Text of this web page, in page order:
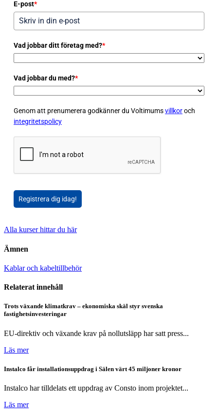
E-post*
Vad jobbar ditt företag med?*
Vad jobbar du med?*
Genom att prenumerera godkänner du Voltimumsvillkoroch
integritetspolicy
Registrera dig idag!
Alla kurser hittar du här
Ämnen
Kablar och kabeltillbehör
Relaterat innehåll
Trots växande klimatkrav – ekonomiska skäl styr svenska
fastighetsinvesteringar
EU-direktiv och växande krav på nollutsläpp har satt press...
Läs mer
Instalco får installationsuppdrag i Sälen värt 45 miljoner kronor
Instalco har tilldelats ett uppdrag av Consto inom projektet...
Läs mer